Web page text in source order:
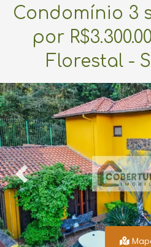
Condomínio 3
por
Florestal -